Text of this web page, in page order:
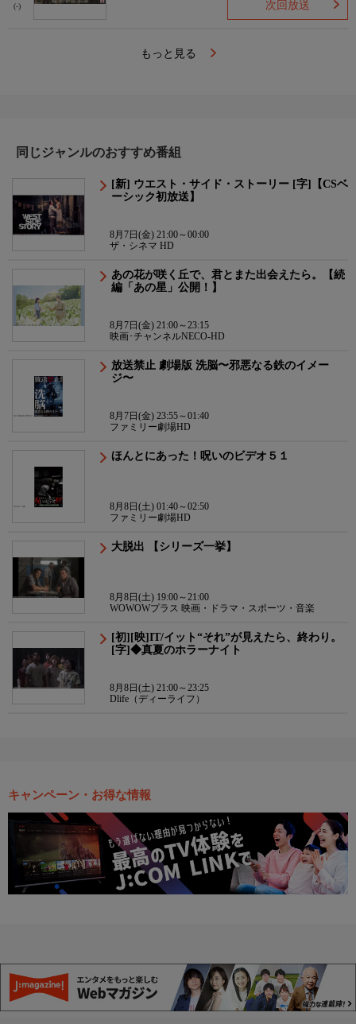
(-) 次回放送
もっと見る
同じジャンルのおすすめ番組
[新] ウエスト・サイド・ストーリー [字]【CSベ
ーシック初放送】
8月7日(金) 21:00～00:00
ザ・シネマ HD
あの花が咲く丘で、君とまた出会えたら。【続
編「あの星」公開！】
8月7日(金) 21:00～23:15
映画･チャンネルNECO-HD
放送禁止 劇場版 洗脳〜邪悪なる鉄のイメー
ジ〜
8月7日(金) 23:55～01:40
ファミリー劇場HD
ほんとにあった！呪いのビデオ５１
8月8日(土) 01:40～02:50
ファミリー劇場HD
大脱出 【シリーズ一挙】
8月8日(土) 19:00～21:00
WOWOWプラス 映画・ドラマ・スポーツ・音楽
[初][映]IT/イット“それ”が見えたら、終わり。
[字]◆真夏のホラーナイト
8月8日(土) 21:00～23:25
Dlife（ディーライフ）
キャンペーン・お得な情報